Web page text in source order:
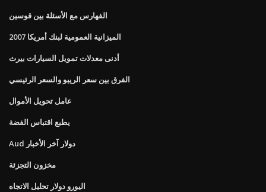
الفهارس مع الأسئلة بين قوسين
الميزانية العمومية لبنك أمريكا 2007
أدنى معدلات تمويل السيارات بيرث
الفرق بين سعر الريبو والسعر الرئيسي
عامل تحويل الأموال
يطبع اقتباس الفضة
Aud دولار آخر الأخبار
مخزون التجزئة
اليورو دولار تحليل الاتجاه